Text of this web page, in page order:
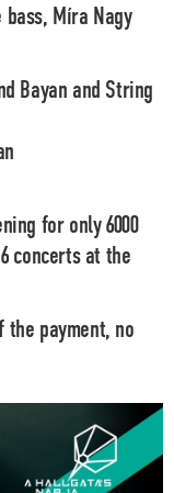
Míra Nagy
Bayan and String
for only 6000
concerts at the
the payment, no